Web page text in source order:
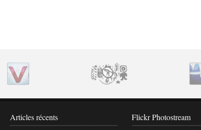
Catégories
Articles récents Flickr Photostream